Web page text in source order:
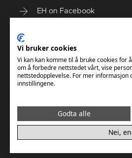
EH on Facebook
Vi bruker cookies
Vi kan kan komme til å bruke cookies for
om å forbedre nettstedet vårt, vise
nettstedopplevelse. For mer informasjon
innstillingene.
Godta alle
Nei,